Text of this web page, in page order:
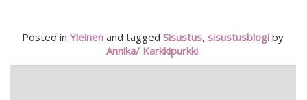
Posted inYleinen and taggedSisustus,sisustusblogi by
Annika/ Karkkipurkki.